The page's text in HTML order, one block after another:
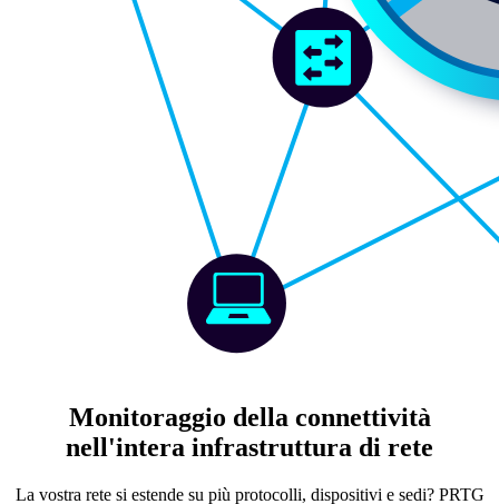
Monitoraggio della connettività
nell'intera infrastruttura di rete
La vostra rete si estende su più protocolli, dispositivi e sedi? PRTG